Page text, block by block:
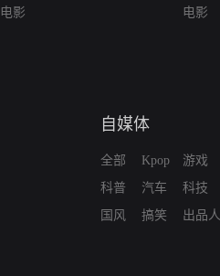
电影
电影
自媒体
全部
科普
国风
Kpop
汽车
搞笑
游戏
科技
出品人